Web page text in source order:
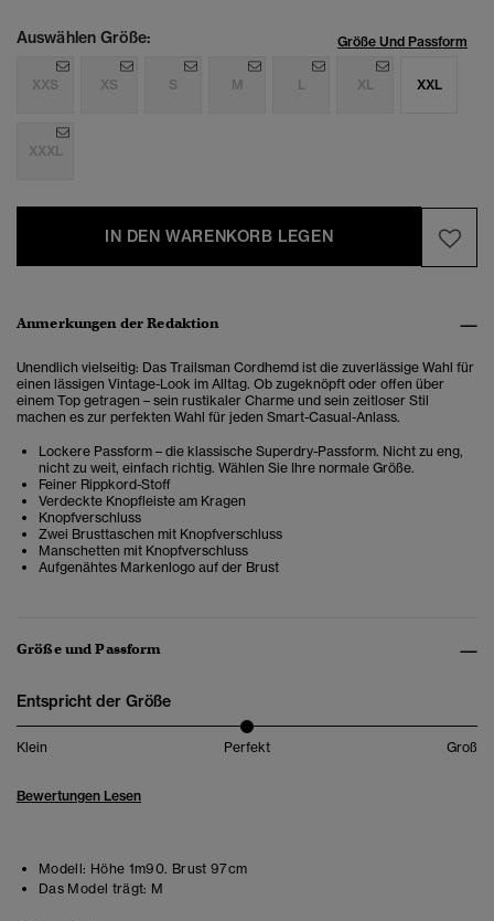
Auswählen Größe: Größe Und Passform
XXS XS S M L XL XXL
XXXL
IN DEN WARENKORB LEGEN
Anmerkungen der Redaktion
Unendlich vielseitig: Das Trailsman Cordhemd ist die zuverlässige Wahl für
einen lässigen Vintage-Look im Alltag. Ob zugeknöpft oder offen über
einem Top getragen – sein rustikaler Charme und sein zeitloser Stil
machen es zur perfekten Wahl für jeden Smart-Casual-Anlass.
Lockere Passform – die klassische Superdry-Passform. Nicht zu eng,
nicht zu weit, einfach richtig. Wählen Sie Ihre normale Größe.
Feiner Rippkord-Stoff
Verdeckte Knopfleiste am Kragen
Knopfverschluss
Zwei Brusttaschen mit Knopfverschluss
Manschetten mit Knopfverschluss
Aufgenähtes Markenlogo auf der Brust
Größe und Passform
Entspricht der Größe
Klein Perfekt Groß
Bewertungen Lesen
Modell: Höhe 1m90. Brust 97cm
Das Model trägt: M